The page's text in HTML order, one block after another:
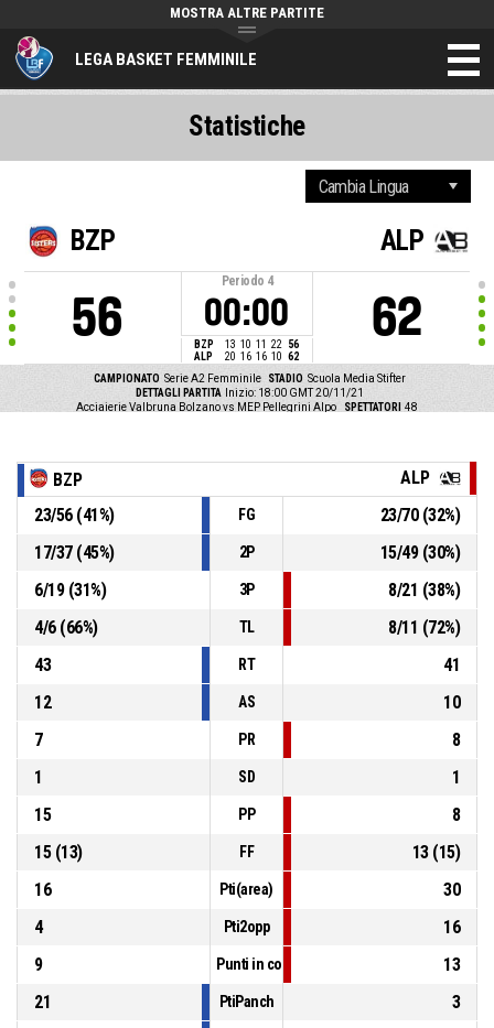
LEGA BASKET FEMMINILE
MOSTRA ALTRE PARTITE
BZP
56
Periodo 4
00:00
BZP 13 10 11 22
56
ALP
20 16 16 10 62
ALP
62
CAMPIONATO Serie A2 Femminile STADIO Scuola Media Stifter
DETTAGLI PARTITA
Inizio: 18:00 GMT 20/11/21
Acciaierie Valbruna Bolzano vs MEP Pellegrini Alpo
SPETTATORI 48
Statistiche
BZP
ALP
23/56(41%) FG 23/70(32%)
17/37(45%) 2P 15/49(30%)
6/19(31%) 3P 8/21 (38%)
4/6(66%) TL 8/11 (72%)
43
RT
41
12
AS
10
7
PR
8
1
SD
1
15
PP
8
15(13) FF 13(15)
16
Pti(area)
30
4
Pti2opp
16
9
Punti in contropiede
13
21
PtiPanch
3